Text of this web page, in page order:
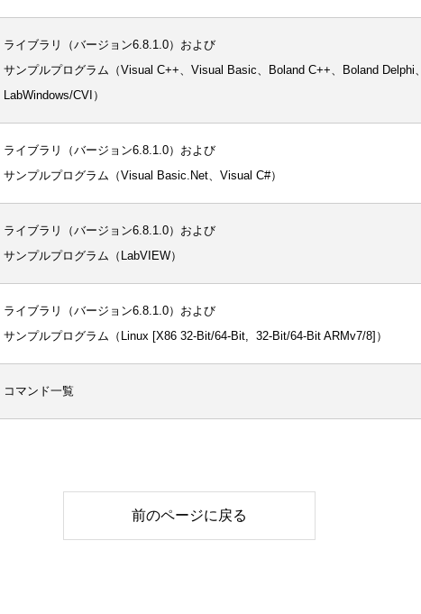
ライブラリ（バージョン6.8.1.0）および
サンプルプログラム（Visual C++、Visual Basic、Boland C++、Boland Delphi、
LabWindows/CVI）
ライブラリ（バージョン6.8.1.0）および
サンプルプログラム（Visual Basic.Net、Visual C#）
ライブラリ（バージョン6.8.1.0）および
サンプルプログラム（LabVIEW）
ライブラリ（バージョン6.8.1.0）および
サンプルプログラム（Linux [X86 32-Bit/64-Bit,  32-Bit/64-Bit ARMv7/8]）
コマンド一覧
前のページに戻る